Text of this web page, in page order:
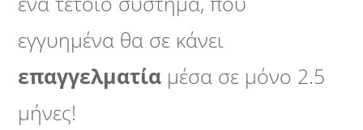
εγγυημένα θα σε κάνει
επαγγελματία μέσα σε μόνο 2.5
μήνες!